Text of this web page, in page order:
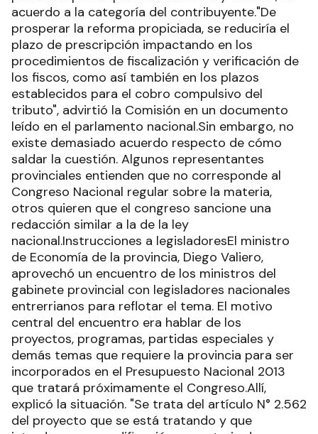
acuerdo a la categoría del contribuyente."De
prosperar la reforma propiciada, se reduciría el
plazo de prescripción impactando en los
procedimientos de fiscalización y verificación de
los fiscos, como así también en los plazos
establecidos para el cobro compulsivo del
tributo", advirtió la Comisión en un documento
leído en el parlamento nacional.Sin embargo, no
existe demasiado acuerdo respecto de cómo
saldar la cuestión. Algunos representantes
provinciales entienden que no corresponde al
Congreso Nacional regular sobre la materia,
otros quieren que el congreso sancione una
redacción similar a la de la ley
nacional.Instrucciones a legisladoresEl ministro
de Economía de la provincia, Diego Valiero,
aprovechó un encuentro de los ministros del
gabinete provincial con legisladores nacionales
entrerrianos para reflotar el tema. El motivo
central del encuentro era hablar de los
proyectos, programas, partidas especiales y
demás temas que requiere la provincia para ser
incorporados en el Presupuesto Nacional 2013
que tratará próximamente el Congreso.Allí,
explicó la situación. "Se trata del artículo N° 2.562
del proyecto que se está tratando y que